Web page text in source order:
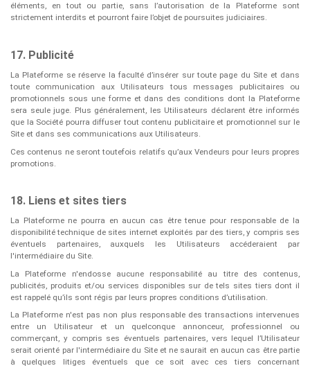
éléments, en tout ou partie, sans l’autorisation de la Plateforme sont
strictement interdits et pourront faire l’objet de poursuites judiciaires.
17. Publicité
La Plateforme se réserve la faculté d’insérer sur toute page du Site et dans
toute communication aux Utilisateurs tous messages publicitaires ou
promotionnels sous une forme et dans des conditions dont la Plateforme
sera seule juge. Plus généralement, les Utilisateurs déclarent être informés
que la Société pourra diffuser tout contenu publicitaire et promotionnel sur le
Site et dans ses communications aux Utilisateurs.
Ces contenus ne seront toutefois relatifs qu’aux Vendeurs pour leurs propres
promotions.
18. Liens et sites tiers
La Plateforme ne pourra en aucun cas être tenue pour responsable de la
disponibilité technique de sites internet exploités par des tiers, y compris ses
éventuels partenaires, auxquels les Utilisateurs accéderaient par
l'intermédiaire du Site.
La Plateforme n'endosse aucune responsabilité au titre des contenus,
publicités, produits et/ou services disponibles sur de tels sites tiers dont il
est rappelé qu’ils sont régis par leurs propres conditions d’utilisation.
La Plateforme n'est pas non plus responsable des transactions intervenues
entre un Utilisateur et un quelconque annonceur, professionnel ou
commerçant, y compris ses éventuels partenaires, vers lequel l’Utilisateur
serait orienté par l'intermédiaire du Site et ne saurait en aucun cas être partie
à quelques litiges éventuels que ce soit avec ces tiers concernant